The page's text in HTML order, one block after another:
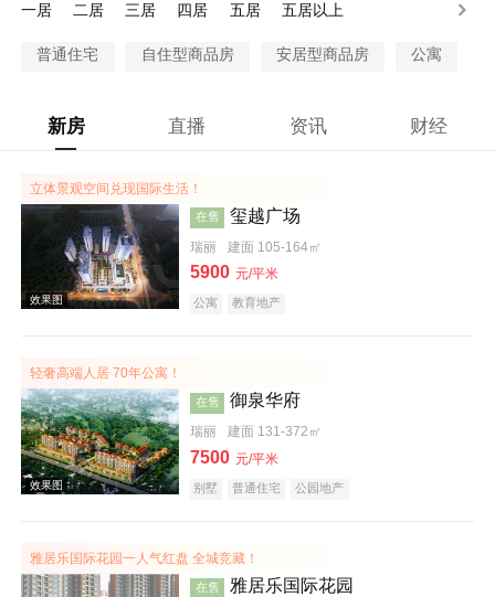
一居
二居 三居 四居 五居 五居以上
普通住宅 自住型商品房 安居型商品房 公寓
新房 直播 资讯 财经
立体景观空间兑现国际生活！
效果图
在售 玺越广场
瑞丽 建面 105-164㎡
5900 元/平米
公寓 教育地产
轻奢高端人居 70年公寓！
在售 御泉华府
瑞丽 建面 131-372㎡
7500 元/平米
别墅 普通住宅 公园地产
雅居乐国际花园一人气红盘 全城竞藏！
在售 雅居乐国际花园